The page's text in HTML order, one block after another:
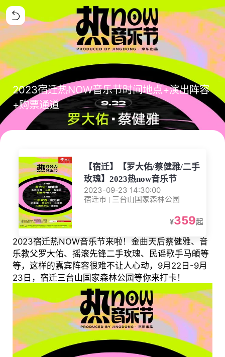
2023宿迁热NOW音乐节时间地点+演出阵容
+购票通道
【宿迁】【罗大佑/蔡健雅/二手
玫瑰】2023热now音乐节
2023-09-23 14:30:00
宿迁市 | 三台山国家森林公园
¥359起
2023宿迁热NOW音乐节来啦！金曲天后蔡健雅、音
乐教父罗大佑、摇滚先锋二手玫瑰、民谣歌手马頔等
等，这样的嘉宾阵容很难不让人心动，9月22日-9月
23日，宿迁三台山国家森林公园等你来打卡！